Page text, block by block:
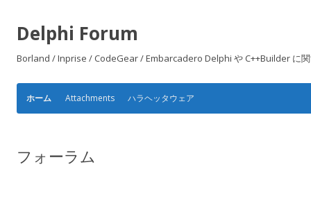
Delphi Forum
Borland / Inprise / CodeGear / Embarcadero Delphi や C++Builder に
ホーム Attachments ハラヘッタウェア
フォーラム